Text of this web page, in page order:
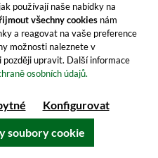
dopravu
používají naše nabídky na
všechny cookies nám
a reagovat na vaše preference
možnosti naleznete v
upravit. Další informace
osobních údajů.
Konfigurovat
soubory cookie